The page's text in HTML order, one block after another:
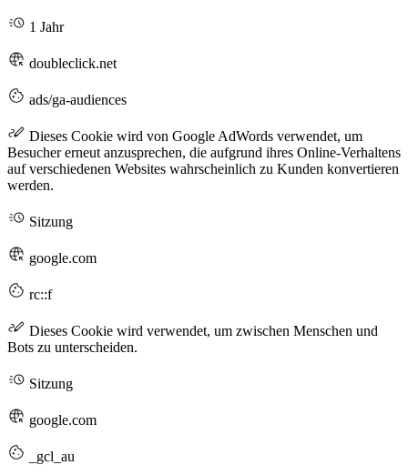
1 Jahr
doubleclick.net
ads/ga-audiences
Dieses Cookie wird von Google AdWords verwendet, um
Besucher erneut anzusprechen, die aufgrund ihres Online-Verhaltens
auf verschiedenen Websites wahrscheinlich zu Kunden konvertieren
werden.
Sitzung
google.com
rc::f
Dieses Cookie wird verwendet, um zwischen Menschen und
Bots zu unterscheiden.
Sitzung
google.com
_gcl_au